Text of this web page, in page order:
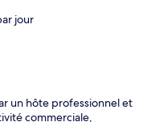
jour
un hôte professionnel et
commerciale,